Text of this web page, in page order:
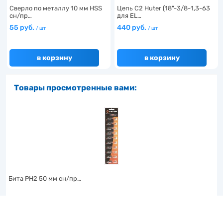
Сверло по металлу 10 мм HSS
сн/пр…
55 руб. / шт
в корзину
Цепь C2 Huter (18"-3/8-1,3-63
для EL…
440 руб. / шт
в корзину
Товары просмотренные вами:
Бита PH2 50 мм сн/пр…